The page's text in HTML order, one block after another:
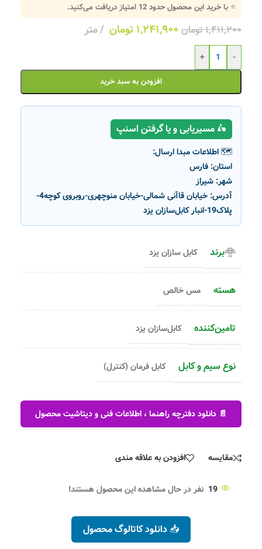
⭐ با خرید این محصول حدود12 امتیاز دریافت می‌کنید.
۱,۴۱۱,۲۰۰تومان ۱,۲۴۱,۹۰۰ تومان متر
-
+
افزودن به سبد خرید
🛵 مسیریابی و یا گرفتن اسنپ
🗺️ اطلاعات مبدا ارسال:
استان: فارس
شهر: شیراز
آدرس:
خیابان قاآنی شمالی-خیابان منوچهری-روبروی کوچه4-
پلاک19-انبار کابل‌سازان یزد
برند کابل سازان یزد
هسته مس خالص
تامین‌کننده کابل‌سازان یزد
نوع سیم و کابل کابل فرمان (کنترل)
📄 دانلود دفترچه راهنما ، اطلاعات فنی و دیتاشیت محصول
مقایسه افزودن به علاقه مندی
19 نفر در حال مشاهده این محصول هستند!
📥 دانلود کاتالوگ محصول